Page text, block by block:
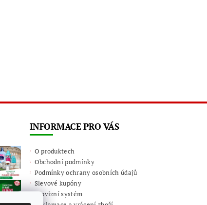
INFORMACE PRO VÁS
O produktech
Obchodní podmínky
Podmínky ochrany osobních údajů
Slevové kupóny
Provizní systém